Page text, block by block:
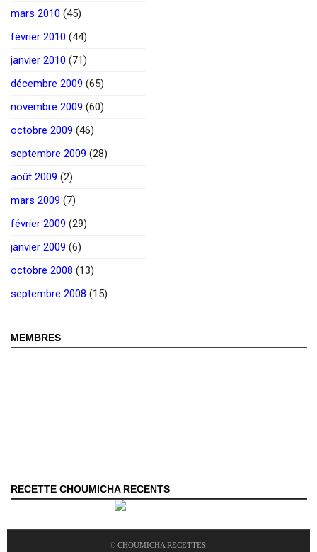
mars 2010 (45)
février 2010 (44)
janvier 2010 (71)
décembre 2009 (65)
novembre 2009 (60)
octobre 2009 (46)
septembre 2009 (28)
août 2009 (2)
mars 2009 (7)
février 2009 (29)
janvier 2009 (6)
octobre 2008 (13)
septembre 2008 (15)
MEMBRES
RECETTE CHOUMICHA RECENTS
© CHOUMICHA RECETTES.